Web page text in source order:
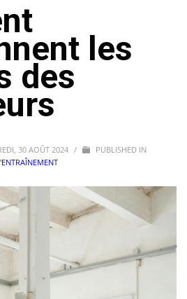
les
des
30 AOÛT 2024 /
PUBLISHED IN